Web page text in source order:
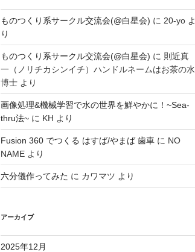
ものつくり系サークル交流会(@白星会) に 20-yoよ
り
ものつくり系サークル交流会(@白星会) に 則近真
一（ノリチカシンイチ）ハンドルネームはお茶の水
博士より
画像処理&機械学習で水の世界を鮮やかに！~Sea-
thru法~に KH より
Fusion 360 でつくる はすば/やまば 歯車に NO
NAMEより
六分儀作ってみた に カワマツ より
アーカイブ
2025年12月